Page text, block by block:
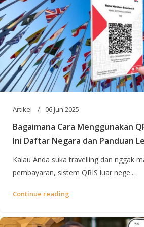
Artikel 06 Jun 2025
Bagaimana Cara Menggunakan
Ini Daftar Negara dan Panduan
Kalau Anda suka travelling dan nggak
pembayaran, sistem QRIS luar nege...
Continue reading